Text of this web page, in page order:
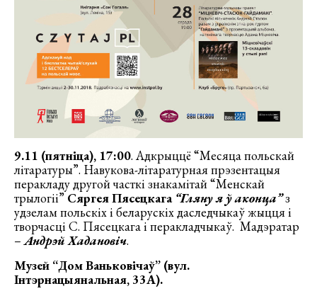
9.11 (пятніца), 17:00. Адкрыццё “Месяца польскай
літаратуры”. Навукова-літаратурная прэзентацыя
перакладу другой часткі знакамітай “Менскай
трылогіі” Сяргея Пясецкага “Гляну я ў аконца”з
удзелам польскіх і беларускіх даследчыкаў жыцця і
творчасці С. Пясецкага і перакладчыкаў. Мадэратар
–Андрэй Хадановіч.
Музей “Дом Ваньковічаў” (вул.
Інтэрнацыянальная, 33А).